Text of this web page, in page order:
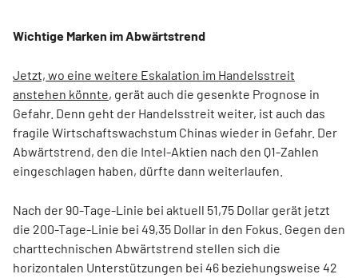
Wichtige Marken im Abwärtstrend
Jetzt, wo eine weitere Eskalation im Handelsstreit
anstehen könnte, gerät auch die gesenkte Prognose in
Gefahr. Denn geht der Handelsstreit weiter, ist auch das
fragile Wirtschaftswachstum Chinas wieder in Gefahr. Der
Abwärtstrend, den die Intel-Aktien nach den Q1-Zahlen
eingeschlagen haben, dürfte dann weiterlaufen.
Nach der 90-Tage-Linie bei aktuell 51,75 Dollar gerät jetzt
die 200-Tage-Linie bei 49,35 Dollar in den Fokus. Gegen den
charttechnischen Abwärtstrend stellen sich die
horizontalen Unterstützungen bei 46 beziehungsweise 42